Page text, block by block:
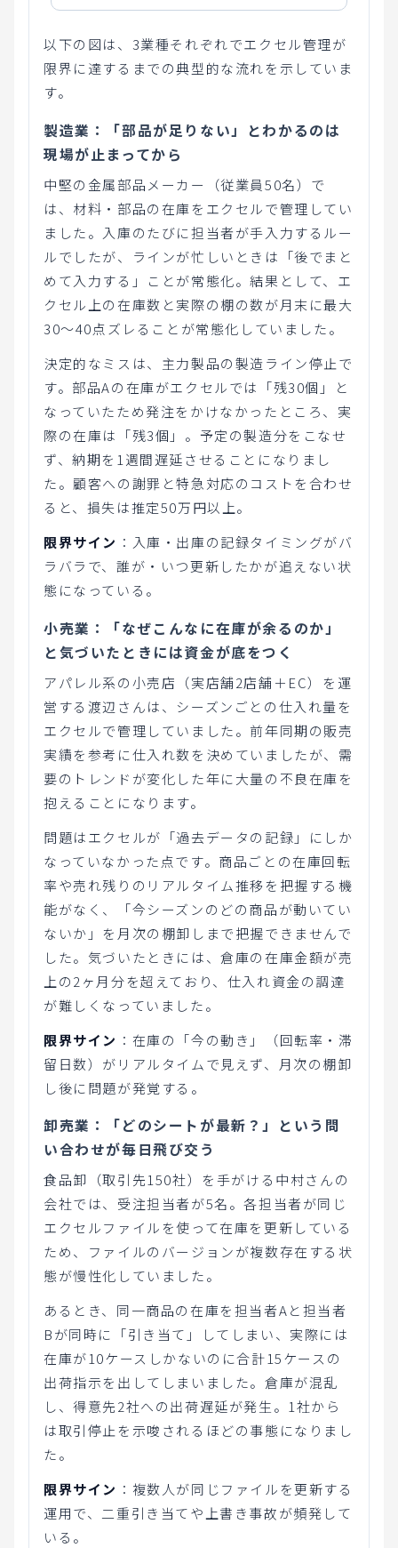
以下の図は、3業種それぞれでエクセル管理が
限界に達するまでの典型的な流れを示していま
す。
製造業：「部品が足りない」とわかるのは
現場が止まってから
中堅の金属部品メーカー（従業員50名）で
は、材料・部品の在庫をエクセルで管理してい
ました。入庫のたびに担当者が手入力するルー
ルでしたが、ラインが忙しいときは「後でまと
めて入力する」ことが常態化。結果として、エ
クセル上の在庫数と実際の棚の数が月末に最大
30〜40点ズレることが常態化していました。
決定的なミスは、主力製品の製造ライン停止で
す。部品Aの在庫がエクセルでは「残30個」と
なっていたため発注をかけなかったところ、実
際の在庫は「残3個」。予定の製造分をこなせ
ず、納期を1週間遅延させることになりまし
た。顧客への謝罪と特急対応のコストを合わせ
ると、損失は推定50万円以上。
限界サイン ：入庫・出庫の記録タイミングがバ
ラバラで、誰が・いつ更新したかが追えない状
態になっている。
小売業：「なぜこんなに在庫が余るのか」
と気づいたときには資金が底をつく
アパレル系の小売店（実店舗2店舗＋EC）を運
営する渡辺さんは、シーズンごとの仕入れ量を
エクセルで管理していました。前年同期の販売
実績を参考に仕入れ数を決めていましたが、需
要のトレンドが変化した年に大量の不良在庫を
抱えることになります。
問題はエクセルが「過去データの記録」にしか
なっていなかった点です。商品ごとの在庫回転
率や売れ残りのリアルタイム推移を把握する機
能がなく、「今シーズンのどの商品が動いてい
ないか」を月次の棚卸しまで把握できませんで
した。気づいたときには、倉庫の在庫金額が売
上の2ヶ月分を超えており、仕入れ資金の調達
が難しくなっていました。
限界サイン ：在庫の「今の動き」（回転率・滞
留日数）がリアルタイムで見えず、月次の棚卸
し後に問題が発覚する。
卸売業：「どのシートが最新？」という問
い合わせが毎日飛び交う
食品卸（取引先150社）を手がける中村さんの
会社では、受注担当者が5名。各担当者が同じ
エクセルファイルを使って在庫を更新している
ため、ファイルのバージョンが複数存在する状
態が慢性化していました。
あるとき、同一商品の在庫を担当者Aと担当者
Bが同時に「引き当て」してしまい、実際には
在庫が10ケースしかないのに合計15ケースの
出荷指示を出してしまいました。倉庫が混乱
し、得意先2社への出荷遅延が発生。1社から
は取引停止を示唆されるほどの事態になりまし
た。
限界サイン ：複数人が同じファイルを更新する
運用で、二重引き当てや上書き事故が頻発して
いる。